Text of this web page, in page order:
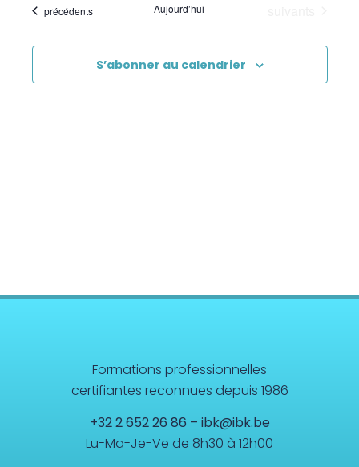
Pour les enfants
Premiers Secours
Sciences
Évènements
précédents Aujourd’hui
S’abonner au calendrier
Formations professionnelles
certifiantes reconnues depuis 1986
+32 2 652 26 86 – ibk@ibk.be
Lu-Ma-Je-Ve de 8h30 à 12h00